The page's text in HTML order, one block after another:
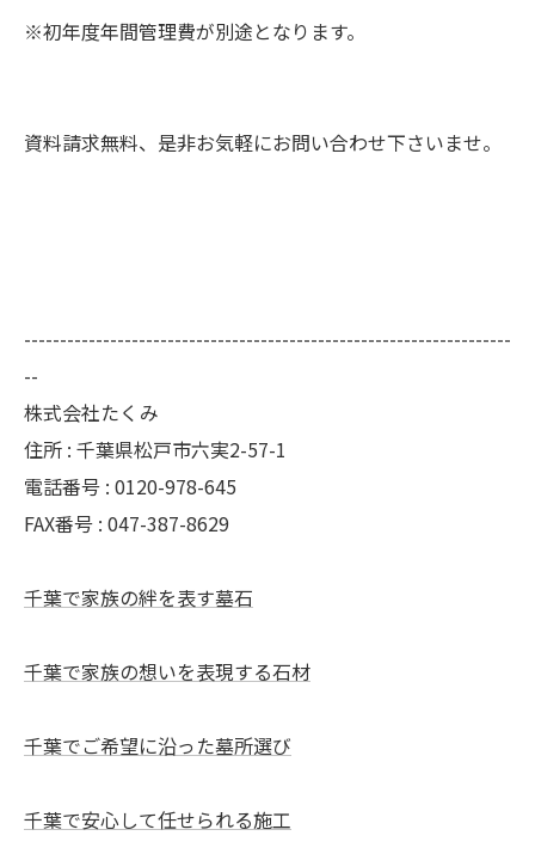
※初年度年間管理費が別途となります。
資料請求無料、是非お気軽にお問い合わせ下さいませ。
--------------------------------------------------------------------
--
株式会社たくみ
住所 : 千葉県松戸市六実2-57-1
電話番号 : 0120-978-645
FAX番号 : 047-387-8629
千葉で家族の絆を表す墓石
千葉で家族の想いを表現する石材
千葉でご希望に沿った墓所選び
千葉で安心して任せられる施工